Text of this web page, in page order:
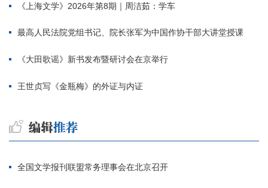
《上海文学》2026年第8期｜周洁茹：学车
最高人民法院党组书记、院长张军为中国作协干部大讲堂授课
《大田歌谣》新书发布暨研讨会在京举行
王世贞写《金瓶梅》的外证与内证
全国文学报刊联盟常务理事会在北京召开